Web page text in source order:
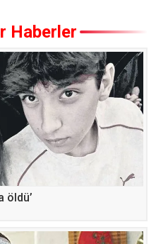
Haberler
öldü’